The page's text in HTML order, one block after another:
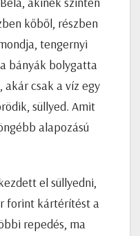
kőből, részben
tengernyi
bányák bolygatta
csak a víz egy
süllyed. Amit
alapozású
el süllyedni,
forint kártérítést a
repedés, ma